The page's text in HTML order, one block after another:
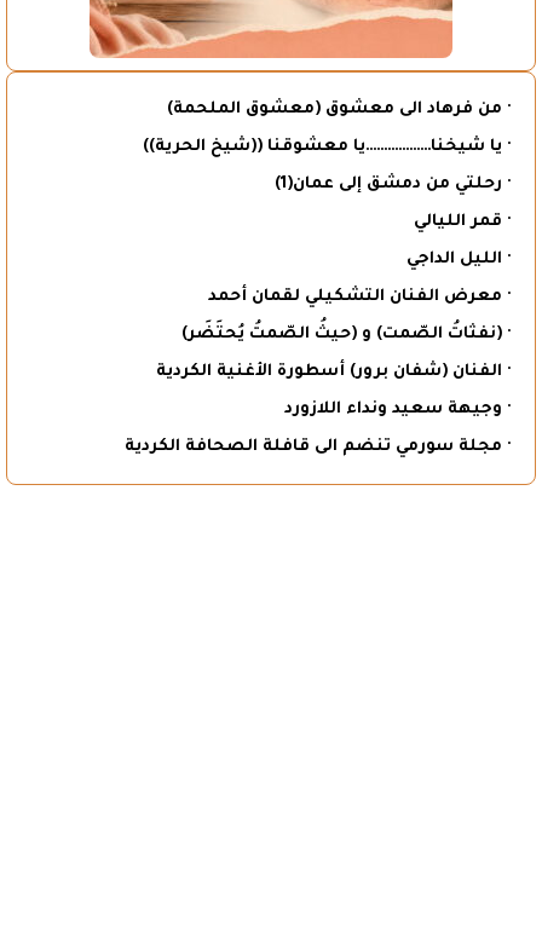
· من فرهاد الى معشوق (معشوق الملحمة)
· يا شيخنا………………يا معشوقنا ((شيخ الحرية))
· رحلتي من دمشق إلى عمان(1)
· قمر الليالي
· الليل الداجي
· معرض الفنان التشكيلي لقمان أحمد
· (نفثاتُ الصّمت) و (حيثُ الصّمتُ يُحتَضَر)
· الفنان (شفان برور) أسطورة الأغنية الكردية
· وجيهة سعيد ونداء اللازورد
· مجلة سورمي تنضم الى قافلة الصحافة الكردية